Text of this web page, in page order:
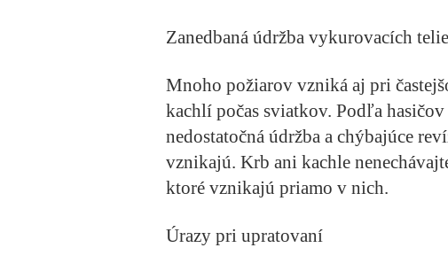
Zanedbaná údržba vykurovacích
Mnoho požiarov vzniká aj pri
kachlí počas sviatkov. Podľa
nedostatočná údržba a chýbajúce
vznikajú. Krb ani kachle
ktoré vznikajú priamo v nich.
Úrazy pri upratovaní